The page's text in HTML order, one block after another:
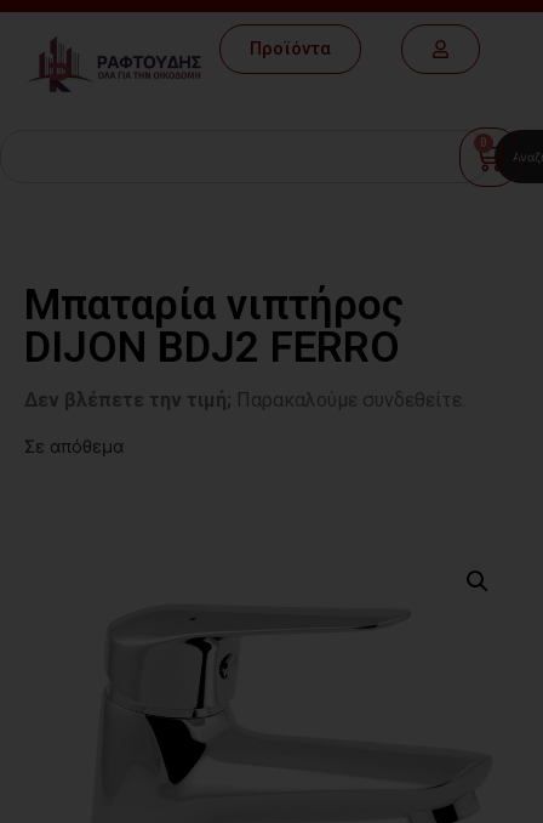
Προϊόντα
0
Μπαταρία νιπτήρος
DIJON BDJ2 FERRO
Δεν βλέπετε την τιμή; Παρακαλούμε συνδεθείτε.
Σε απόθεμα